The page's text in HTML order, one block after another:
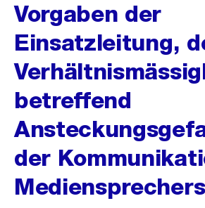
Vorgaben der
Einsatzleitung,
betreffend
der
Mediensprechers